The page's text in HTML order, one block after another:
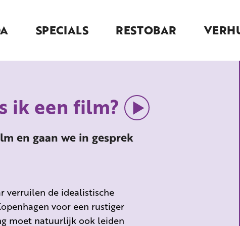
SPECIALS RESTOBAR
ik een film?
en gaan we in gesprek
verruilen de idealistische
voor een rustiger
moet natuurlijk ook leiden